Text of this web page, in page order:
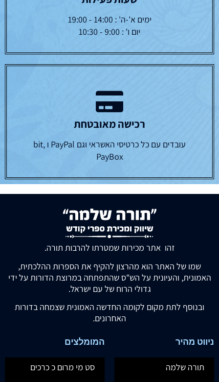
ימים א'-ה' : 14:00 - 19:00
יום ו' : 9:00 - 10:30
רכישה מאובטחת
עובדים עם כל כרטיסי האשראי וגם PayPal ו bit,
PayBox
זהו אתר מכירות שמטרתו להרבות תורה.
שמו של האתר הוא מהרצון להקיף את הספרות ההלכתית,
האמונית, והעיונית על הש"ס שהתפתחה במרוצת הדורות על ידי
גדולי הרוח של עם ישראל.
ובנוסף לתת מקום לקומה החדשה האמונית שצמחה בדורות
האחרונים.
ניווט מהיר
תורה שלמה
המומלצים
סט מי מרום כ כרכים